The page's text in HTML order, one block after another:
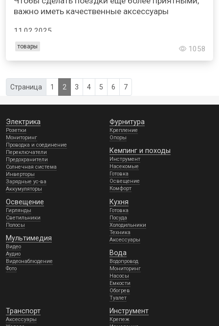
важно иметь качественные аксессуары
11.02.2025
товары 1058
Страница 1 2 3 4 5 6 7
Электрика
Розетки
Мониторинг
Проводка и соединение
Переключатели
Предохранители
Солнечная система
Инверторы
Зарядные ус-ва
Аккумуляторы
Фурнитура
Крепление
Опоры
Кемпинг и походы
Инструмент
Насекомые
Готовка
Освещение
Комфорт
Освещение
Гирлянды
Светильники
Полосы
Мультимедия
Видео
Аудио
Видеонаблюдение
Фото
Кухня
Готовка
Посуда
Холодильники
Техника
Аксессуары
Вода
Водопровод
Мониторинг
Насосы
Емкости
Обогрев
Туалет
Транспорт
Аксессуары
Инструмент
Крепеж